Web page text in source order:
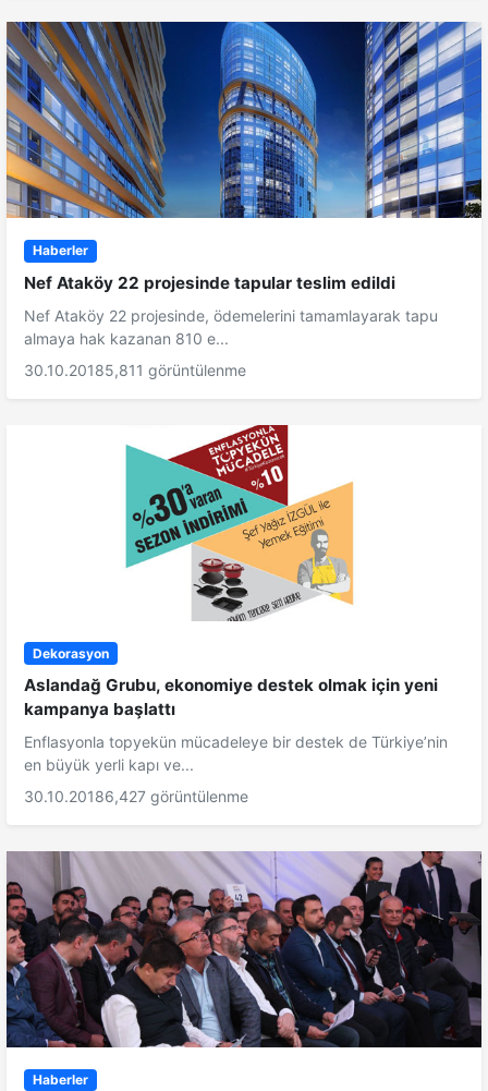
Haberler
Nef Ataköy 22 projesinde tapular teslim edildi
Nef Ataköy 22 projesinde, ödemelerini tamamlayarak tapu
almaya hak kazanan 810 e...
30.10.20185,811 görüntülenme
Dekorasyon
Aslandağ Grubu, ekonomiye destek olmak için yeni
kampanya başlattı
Enflasyonla topyekün mücadeleye bir destek de Türkiye’nin
en büyük yerli kapı ve...
30.10.20186,427 görüntülenme
Haberler